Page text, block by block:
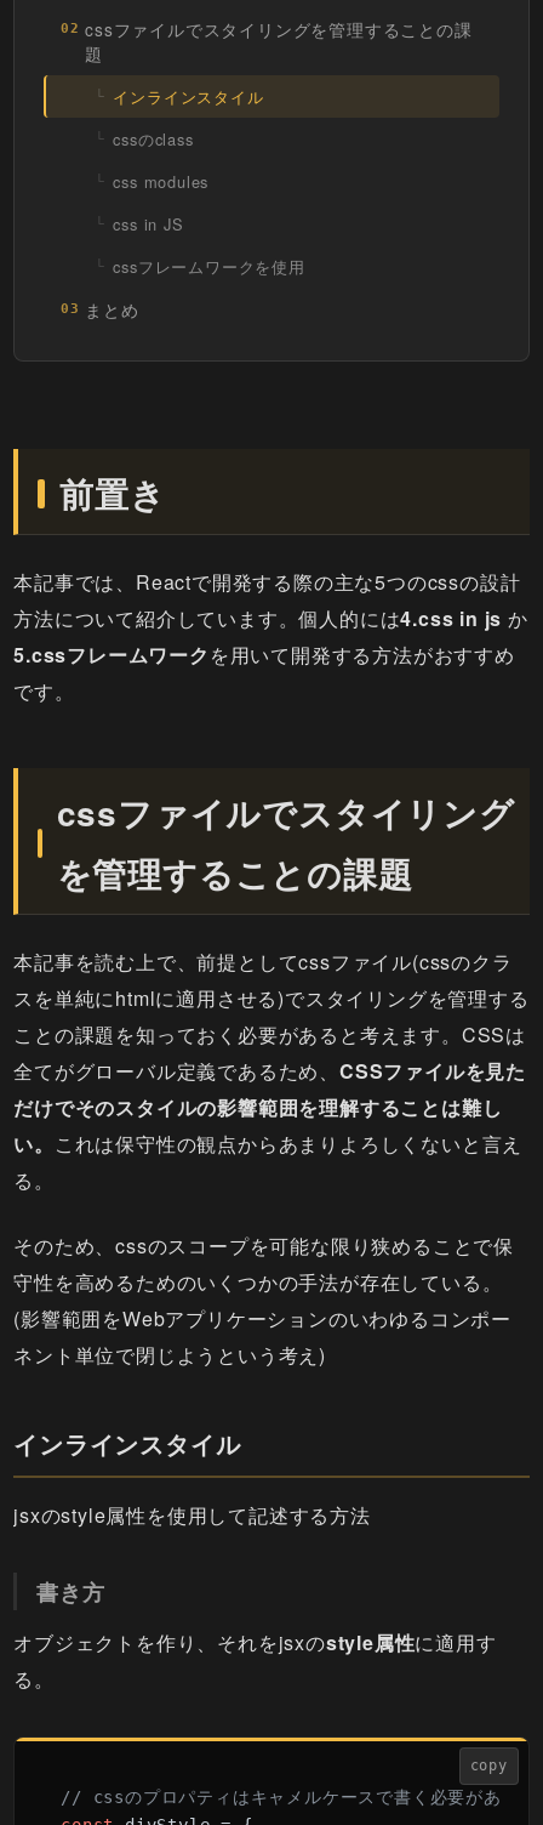
02 cssファイルでスタイリングを管理することの課
題
インラインスタイル
cssのclass
css modules
css in JS
cssフレームワークを使用
03 まとめ
前置き
本記事では、Reactで開発する際の主な5つのcssの設計
方法について紹介しています。個人的には4.css in jsか
5.cssフレームワーク を用いて開発する方法がおすすめ
です。
cssファイルでスタイリング
を管理することの課題
本記事を読む上で、前提としてcssファイル(cssのクラ
スを単純にhtmlに適用させる)でスタイリングを管理する
ことの課題を知っておく必要があると考えます。CSSは
全てがグローバル定義であるため、CSSファイルを見た
だけでそのスタイルの影響範囲を理解することは難し
い。 これは保守性の観点からあまりよろしくないと言え
る。
そのため、cssのスコープを可能な限り狭めることで保
守性を高めるためのいくつかの手法が存在している。
(影響範囲をWebアプリケーションのいわゆるコンポー
ネント単位で閉じようという考え)
インラインスタイル
jsxのstyle属性を使用して記述する方法
書き方
オブジェクトを作り、それをjsxのstyle属性に適用す
る。
copy
// cssのプロパティはキャメルケースで書く必要がある